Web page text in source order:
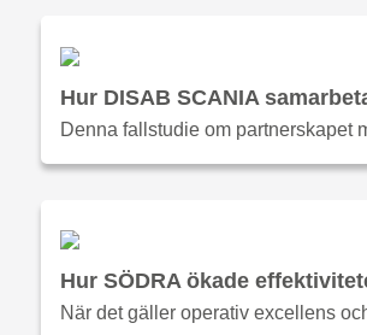
Hur DISAB SCANIA
Denna fallstudie om partnerskapet
Hur SÖDRA ökade
När det gäller operativ excellens